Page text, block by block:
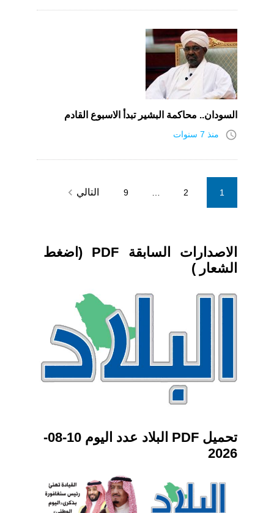
السودان.. محاكمة البشير تبدأ الاسبوع القادم
access_time منذ 7 سنوات
pagination
1
2
9 التالي navigate_next
الاصدارات السابقة PDF (اضغط
الشعار )
تحميل PDF البلاد عدد اليوم 10-08-
2026